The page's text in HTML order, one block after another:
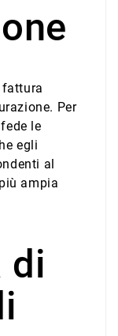
fattura
Per
le
egli
al
ampia
di